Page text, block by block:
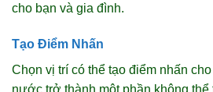
cho bạn và gia đình.
Tạo Điểm Nhấn
Chọn vị trí có thể tạo điểm nhấn
nước trở thành một phần không thể